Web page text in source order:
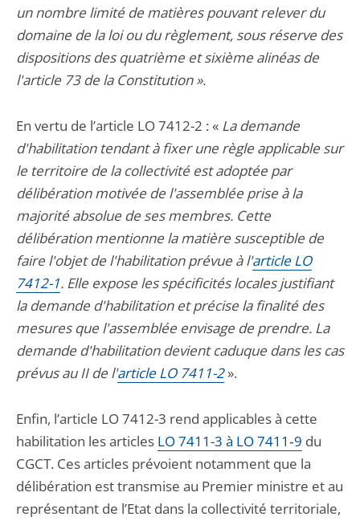
un nombre limité de matières pouvant relever du
domaine de la loi ou du règlement, sous réserve des
dispositions des quatrième et sixième alinéas de
l'article 73 de la Constitution ».
En vertu de l’article LO 7412-2 : « La demande
d'habilitation tendant à fixer une règle applicable sur
le territoire de la collectivité est adoptée par
délibération motivée de l'assemblée prise à la
majorité absolue de ses membres. Cette
délibération mentionne la matière susceptible de
faire l'objet de l'habilitation prévue à l'article LO
7412-1. Elle expose les spécificités locales justifiant
la demande d'habilitation et précise la finalité des
mesures que l'assemblée envisage de prendre. La
demande d'habilitation devient caduque dans les cas
prévus au II de l'article LO 7411-2».
Enfin, l’article LO 7412-3 rend applicables à cette
habilitation les articles LO 7411-3 à LO 7411‑9 du
CGCT. Ces articles prévoient notamment que la
délibération est transmise au Premier ministre et au
représentant de l’Etat dans la collectivité territoriale,